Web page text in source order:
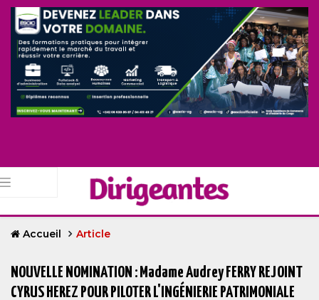
Accueil Article
NOUVELLE NOMINATION : Madame Audrey FERRY REJOINT
CYRUS HEREZ POUR PILOTER L'INGÉNIERIE PATRIMONIALE